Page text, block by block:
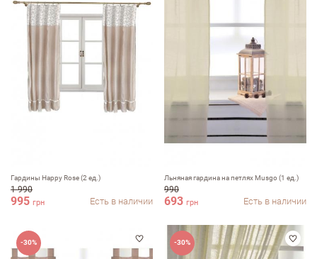
Гардины Happy Rose (2 ед.)
1 990
995 грн Есть в наличии
Льняная гардина на петлях Musgo (1 ед.)
990
693 грн Есть в наличии
-30% -30%
Достоинства
Оцените, пожалуйста